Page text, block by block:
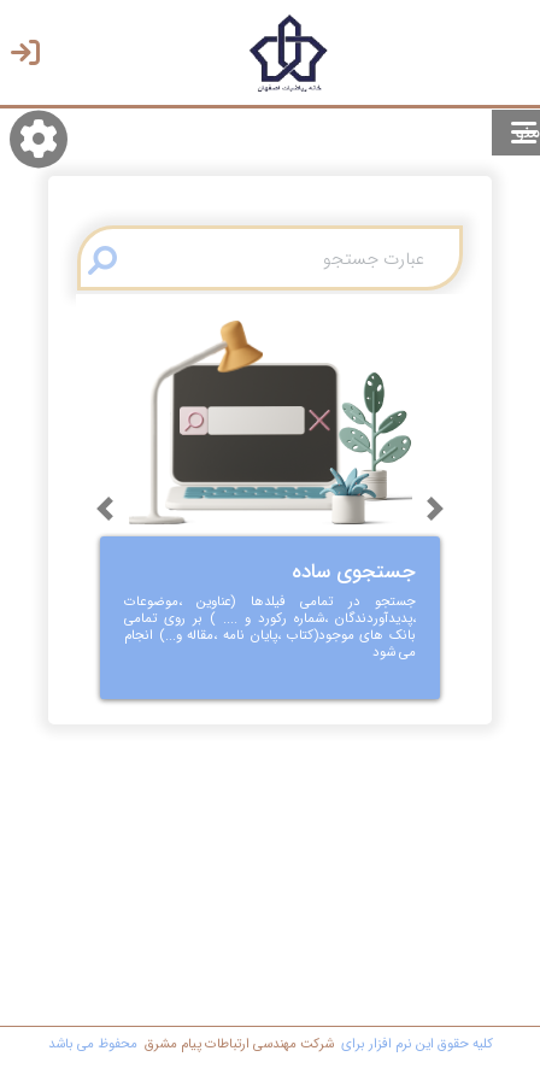
منو
انتخاب زبان
جستجوی ساده
جستجو در تمامی فیلدها (عناوین ،موضوعات
،پدیدآوردندگان ،شماره رکورد و .... ) بر روی تمامی
بانک های موجود(کتاب ،پایان نامه ،مقاله و...) انجام
می شود
Previous Next
کليه حقوق اين نرم افزار برای شرکت مهندسي ارتباطات پیام مشرق محفوظ مي باشد